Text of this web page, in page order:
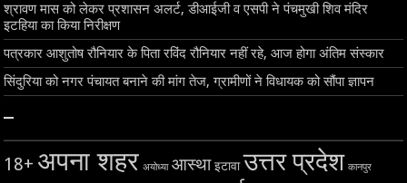
श्रावण मास को लेकर प्रशासन अलर्ट, डीआईजी व एसपी ने पंचमुखी शिव मंदिर
इटहिया का किया निरीक्षण
पत्रकार आशुतोष रौनियार के पिता रविंद रौनियार नहीं रहे, आज होगा अंतिम संस्कार
सिंदुरिया को नगर पंचायत बनाने की मांग तेज, ग्रामीणों ने विधायक को सौंपा ज्ञापन
–
18+ अपना शहर अयोध्या आस्था इटावा उत्तर प्रदेश कानपुर